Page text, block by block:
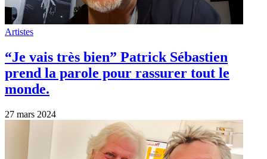
Artistes
“Je vais très bien” Patrick Sébastien
prend la parole pour rassurer tout le
monde.
27 mars 2024